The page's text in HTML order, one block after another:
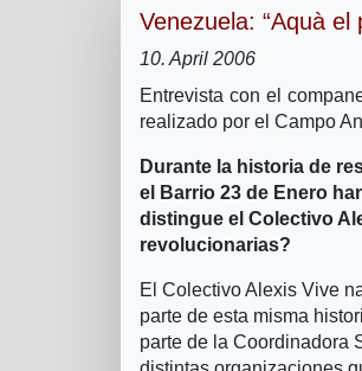
Venezuela: “Aquà­
10. April 2006
Entrevista con el
realizado por el Campo
Durante la historia de
el Barrio 23 de Enero
distingue el Colectivo
revolucionarias?
El Colectivo Alexis Vive
parte de esta misma
parte de la Coordinadora